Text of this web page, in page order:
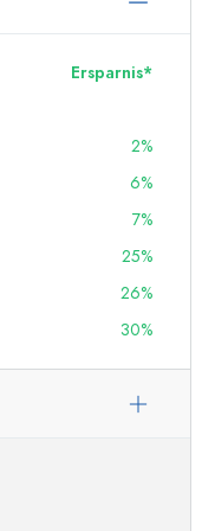
Ersparnis*
2%
6%
7%
25%
26%
30%